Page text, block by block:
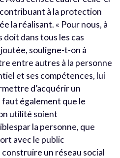
à la protection
la réalisant. « Pour nous, à
doit dans tous les cas
souligne-t-on à
entre autres à la personne
et ses compétences, lui
d’acquérir un
faut également que le
utilité soient
la personne, que
avec le public
un réseau social